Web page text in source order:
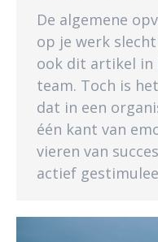
De algemene
op je werk
ook dit artikel in
team. Toch is
dat in een
één kant van
vieren van
actief